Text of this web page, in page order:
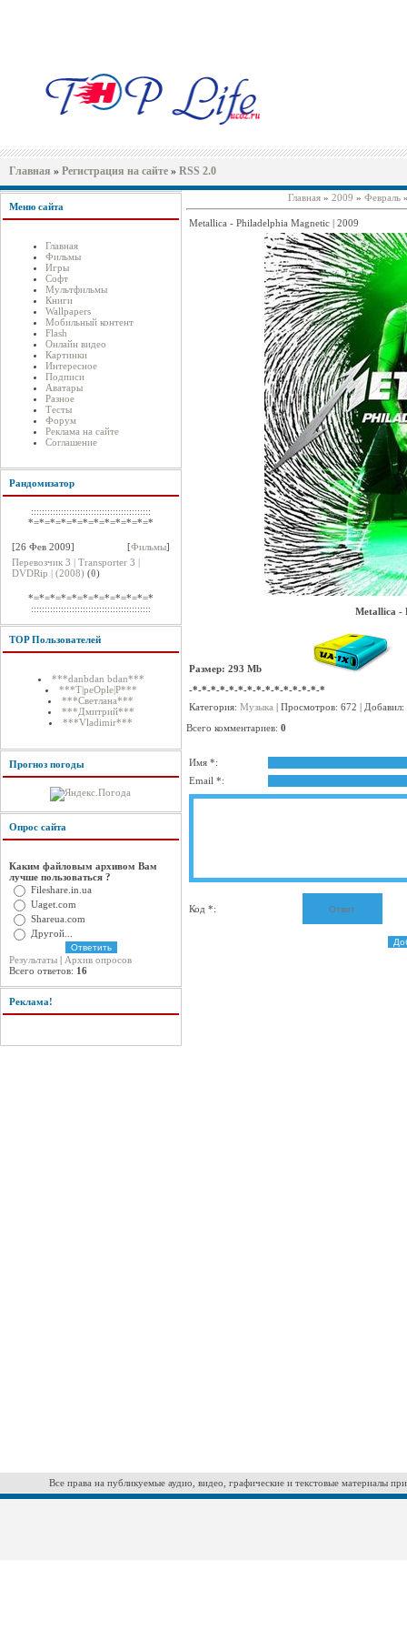
Главная » Регистрация на сайте » RSS 2.0
Меню сайта
Главная
Фильмы
Игры
Софт
Мультфильмы
Книги
Wallpapers
Мобильный контент
Flash
Онлайн видео
Картинки
Интересное
Подписи
Аватары
Разное
Тесты
Форум
Реклама на сайте
Соглашение
Рандомизатор
::::::::::::::::::::::::::::::::::::::::::::
*=*=*=*=*=*=*=*=*=*=*=*
[26 Фев 2009] [Фильмы]
Перевозчик 3 | Transporter 3 |
DVDRip | (2008) (0)
*=*=*=*=*=*=*=*=*=*=*=*
::::::::::::::::::::::::::::::::::::::::::::
TOP Пользователей
***danbdan bdan***
***T|peOple|P***
***Светлана***
***Дмитрий***
***Vladimir***
Прогноз погоды
Опрос сайта
Каким файловым архивом Вам
лучше пользоваться ?
Fileshare.in.ua
Uaget.com
Shareua.com
Другой...
Результаты | Архив опросов
Всего ответов: 16
Реклама!
Главная» 2009 » Февраль
Metallica - Philadelphia Magnetic | 2009
Metallica -
Размер: 293 Mb
-*-*-*-*-*-*-*-*-*-*-*-*-*-*-*
Категория: Музыка | Просмотров: 672 | Добавил:
Всего комментариев: 0
Имя *:
Email *:
Код *:
Все права на публикуемые аудио, видео, графические и текстовые материалы